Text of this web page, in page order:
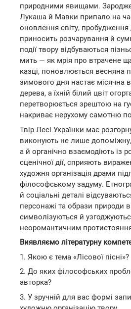
природними явищами.
Лукаша й Мавки припало на
оновлення світу, пробудження
приносить розчарування й
події твору відбуваються
мить — як мрія про втрачене
казці, поновлюється весняна
зимового дня настає місячна
дерева, а їхній білий цвіт
перетворюється зрештою на
накриває нерухому самотню
Твір Лесі Українки має
виконують не лише
а й органічно взаємодіють із
сценічної дії, сприяють
художня організація драми
філософському задуму.
й соціальні деталі
персонажі та образи природи
символізуються й
неоромантичним
Виявляємо літературну
1. Якою є тема «Лісової пісні»?
2. До яких філософських
авторка?
3. У зручній для вас формі